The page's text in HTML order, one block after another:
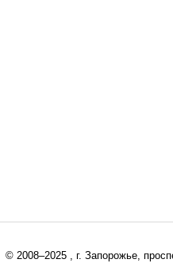
© 2008–2025 , г. Запорожье,